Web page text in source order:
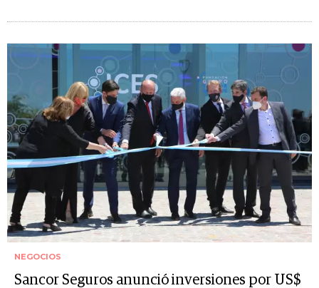
NEGOCIOS
Sancor Seguros anunció inversiones por US$